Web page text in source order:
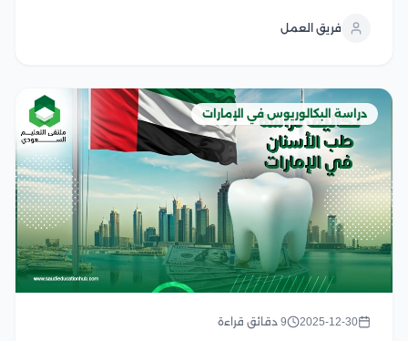
تعليم طبي وصحي متميز يتوافق...
فريق العمل
دراسة البكالوريوس في الإمارات
2025-12-30 9 دقائق قراءة